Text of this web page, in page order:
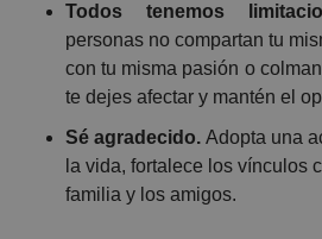
Todos tenemos
personas no compartan tu
con tu misma pasión o
te dejes afectar y mantén el
Sé agradecido. Adopta una
la vida, fortalece los vínculos
familia y los amigos.